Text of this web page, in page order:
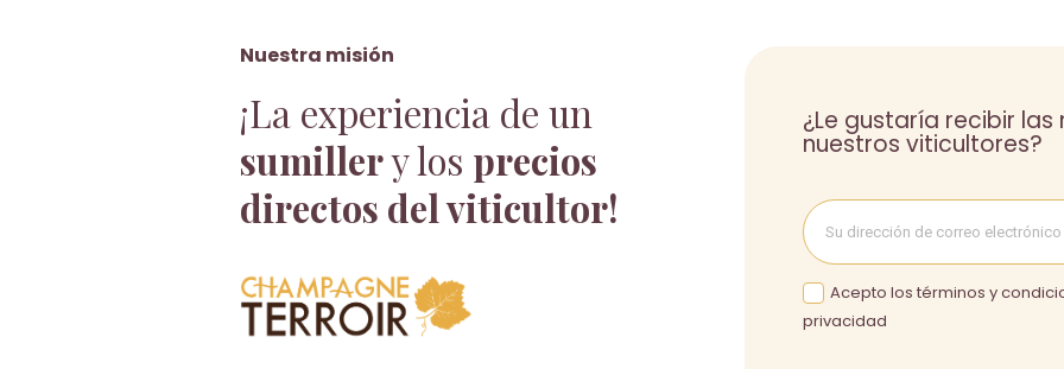
Nuestra misión
¡La experiencia de un
sumillery los precios
directos del viticultor!
¿Le gustaría recibir
nuestros viticultores?
Acepto los términos y
privacidad